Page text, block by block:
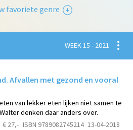
favoriete genre
WEEK 15 - 2021
Afvallen met gezond en vooral
van lekker eten lijken niet samen te
denken daar anders over.
€ 27,- ISBN 9789082745214 13-04-2018